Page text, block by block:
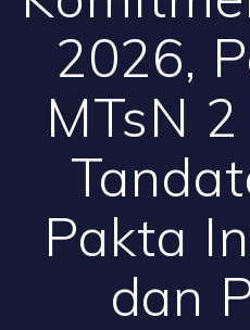
2026,
MTsN
Pakta
dan